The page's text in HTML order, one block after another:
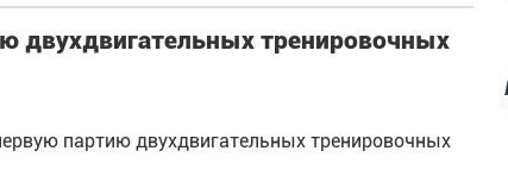
двухдвигательных тренировочных
партию двухдвигательных тренировочных